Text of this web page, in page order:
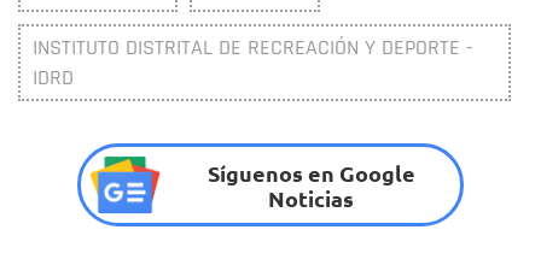
INSTITUTO DISTRITAL DE RECREACIÓN Y DEPORTE -
IDRD
Síguenos en Google
Noticias